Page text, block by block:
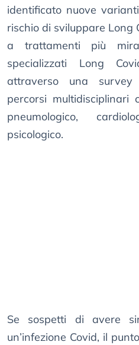
identificato nuove
rischio di sviluppare Long
a trattamenti più
specializzati Long
attraverso una
percorsi multidisciplinari
pneumologico,
psicologico.
Se sospetti di avere
un’infezione Covid, il